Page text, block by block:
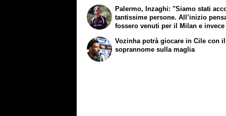
Palermo, Inzaghi: "Siamo stati
tantissime persone. All’inizio
fossero venuti per il Milan e invece
Vozinha potrà giocare in Cile con
soprannome sulla maglia